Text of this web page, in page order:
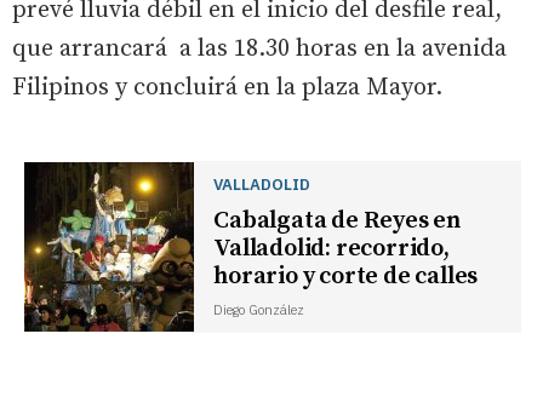
prevé lluvia débil en el inicio del desfile real,
que arrancará a las 18.30 horas en la avenida
Filipinos y concluirá en la plaza Mayor.
VALLADOLID
Cabalgata de Reyes en
Valladolid: recorrido,
horario y corte de calles
Diego González